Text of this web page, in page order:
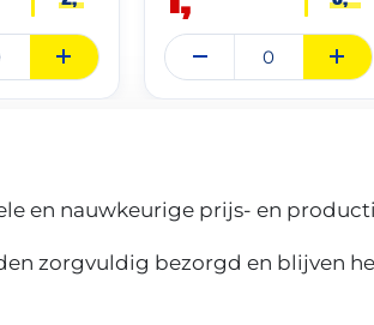
en nauwkeurige prijs- en
zorgvuldig bezorgd en blijven